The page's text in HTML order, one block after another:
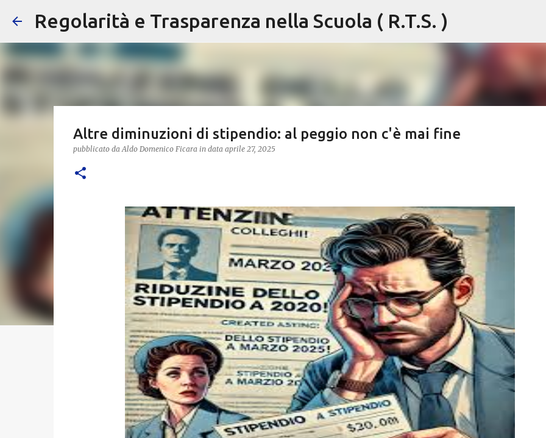
Passa ai contenuti principali
Regolarità e Trasparenza nella Scuola ( R.T.S. )
Altre diminuzioni di stipendio: al peggio non c'è mai fine
pubblicato daAldo Domenico Ficara in data aprile 27, 2025